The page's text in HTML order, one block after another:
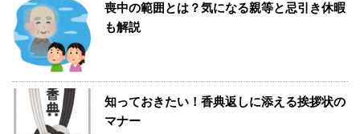
喪中の範囲とは？気になる親等と忌引き休暇
も解説
知っておきたい！香典返しに添える挨拶状の
マナー